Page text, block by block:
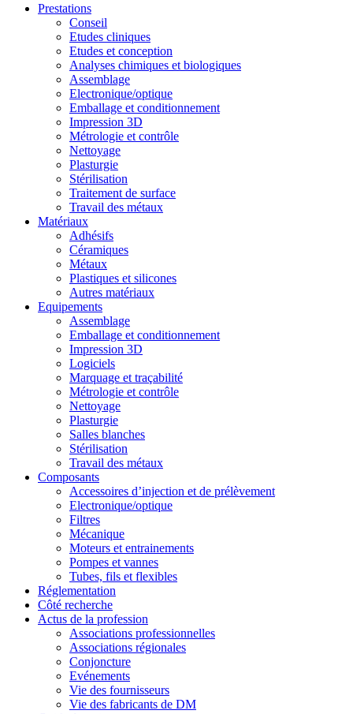
Prestations
Conseil
Etudes cliniques
Etudes et conception
Analyses chimiques et biologiques
Assemblage
Electronique/optique
Emballage et conditionnement
Impression 3D
Métrologie et contrôle
Nettoyage
Plasturgie
Stérilisation
Traitement de surface
Travail des métaux
Matériaux
Adhésifs
Céramiques
Métaux
Plastiques et silicones
Autres matériaux
Equipements
Assemblage
Emballage et conditionnement
Impression 3D
Logiciels
Marquage et traçabilité
Métrologie et contrôle
Nettoyage
Plasturgie
Salles blanches
Stérilisation
Travail des métaux
Composants
Accessoires d’injection et de prélèvement
Electronique/optique
Filtres
Mécanique
Moteurs et entrainements
Pompes et vannes
Tubes, fils et flexibles
Réglementation
Côté recherche
Actus de la profession
Associations professionnelles
Associations régionales
Conjoncture
Evénements
Vie des fournisseurs
Vie des fabricants de DM